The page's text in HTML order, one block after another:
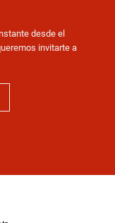
desde el
invitarte a